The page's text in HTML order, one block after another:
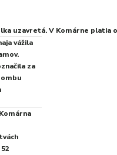
uzavretá. V Komárne platia
vážila
za